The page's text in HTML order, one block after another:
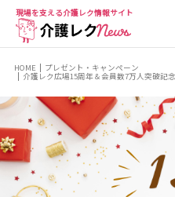
現場を支える介護レク情報サイト
HOME プレゼント・キャンペーン
介護レク広場15周年＆会員数7万人突破記